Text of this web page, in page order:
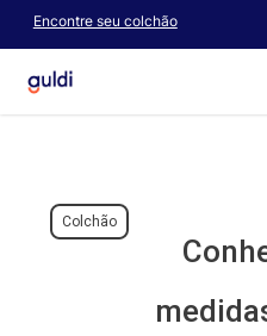
Skip
main
content
Encontre seu colchão
Colchão